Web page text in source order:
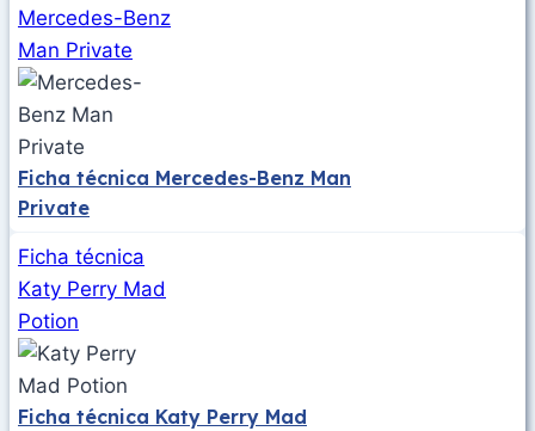
Mercedes-Benz
Man Private
Ficha técnica Mercedes-Benz Man
Private
Ficha técnica
Katy Perry Mad
Potion
Ficha técnica Katy Perry Mad